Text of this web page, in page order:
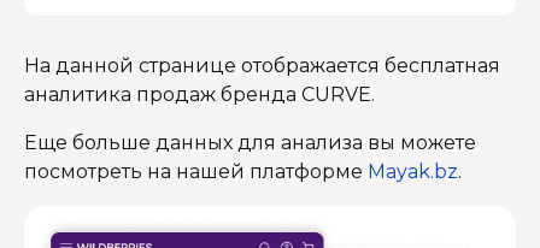
На данной странице отображается бесплатная
аналитика продаж бренда CURVE.
Еще больше данных для анализа вы можете
посмотреть на нашей платформе Mayak.bz.